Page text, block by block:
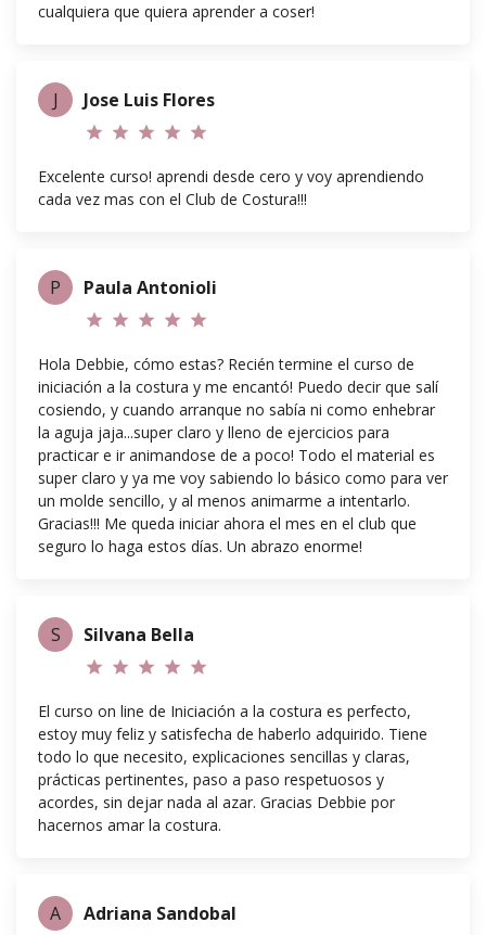
cualquiera que quiera aprender a coser!
J Jose Luis Flores
star star star star star
Excelente curso! aprendi desde cero y voy aprendiendo
cada vez mas con el Club de Costura!!!
P Paula Antonioli
star star star star star
Hola Debbie, cómo estas? Recién termine el curso de
iniciación a la costura y me encantó! Puedo decir que salí
cosiendo, y cuando arranque no sabía ni como enhebrar
la aguja jaja...super claro y lleno de ejercicios para
practicar e ir animandose de a poco! Todo el material es
super claro y ya me voy sabiendo lo básico como para ver
un molde sencillo, y al menos animarme a intentarlo.
Gracias!!! Me queda iniciar ahora el mes en el club que
seguro lo haga estos días. Un abrazo enorme!
S Silvana Bella
star star star star star
El curso on line de Iniciación a la costura es perfecto,
estoy muy feliz y satisfecha de haberlo adquirido. Tiene
todo lo que necesito, explicaciones sencillas y claras,
prácticas pertinentes, paso a paso respetuosos y
acordes, sin dejar nada al azar. Gracias Debbie por
hacernos amar la costura.
A Adriana Sandobal